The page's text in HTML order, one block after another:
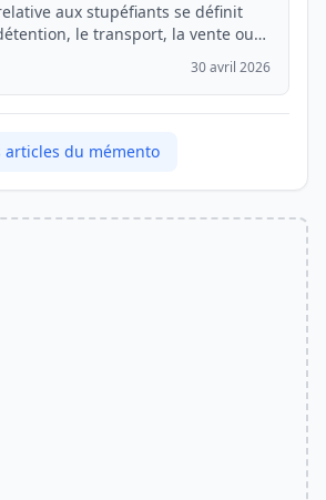
aux stupéfiants se définit
le transport, la vente ou
substances ou plantes classées
dont l'usage est prohibé par la
toxicité ou du ris...
30 avril 2026
articles du mémento